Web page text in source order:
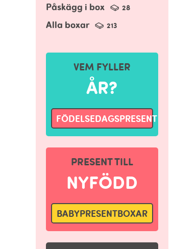
Påskägg i box 28
Alla boxar 213
VEM FYLLER
ÅR?
FÖDELSEDAGSPRESENT
PRESENT TILL
NYFÖDD
BABYPRESENTBOXAR